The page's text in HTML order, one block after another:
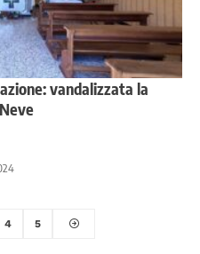
vandalizzata la
4 5